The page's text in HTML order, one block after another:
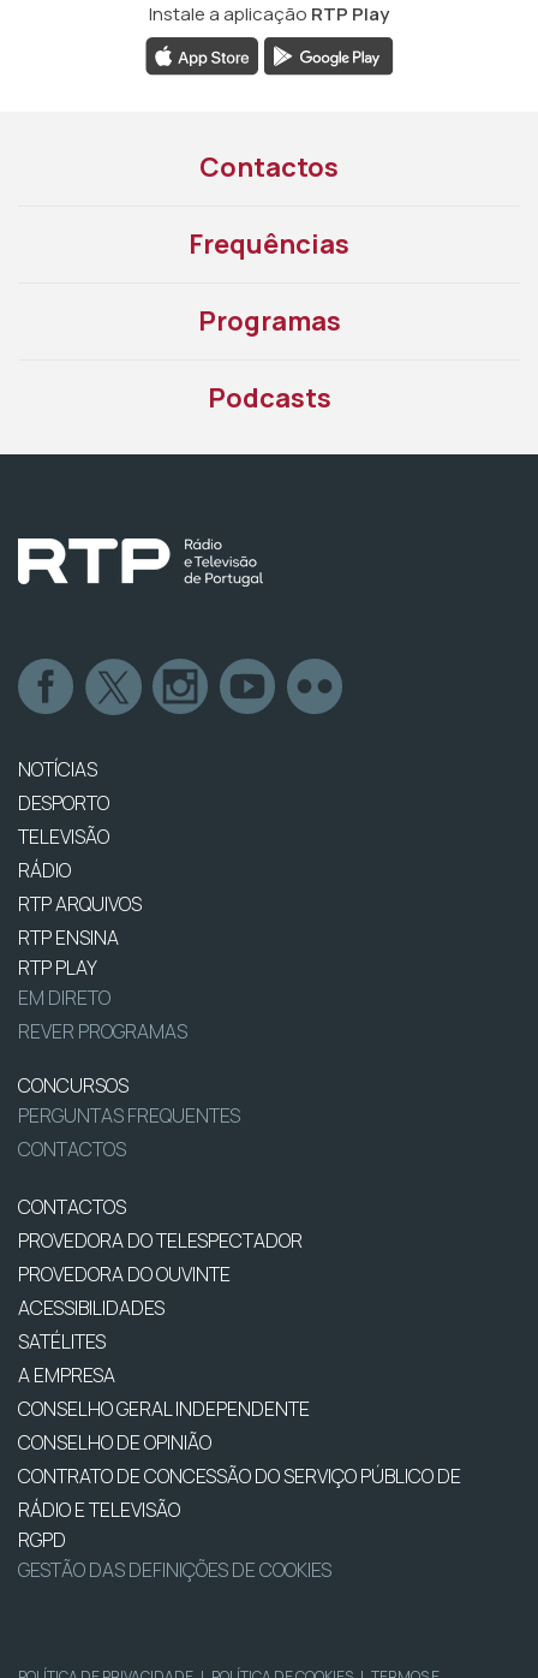
Instale a aplicação RTP Play
Contactos
Frequências
Programas
Podcasts
NOTÍCIAS
DESPORTO
TELEVISÃO
RÁDIO
RTP ARQUIVOS
RTP ENSINA
RTP PLAY
EM DIRETO
REVER PROGRAMAS
CONCURSOS
PERGUNTAS FREQUENTES
CONTACTOS
CONTACTOS
PROVEDORA DO TELESPECTADOR
PROVEDORA DO OUVINTE
ACESSIBILIDADES
SATÉLITES
A EMPRESA
CONSELHO GERAL INDEPENDENTE
CONSELHO DE OPINIÃO
CONTRATO DE CONCESSÃO DO SERVIÇO PÚBLICO DE
RÁDIO E TELEVISÃO
RGPD
GESTÃO DAS DEFINIÇÕES DE COOKIES